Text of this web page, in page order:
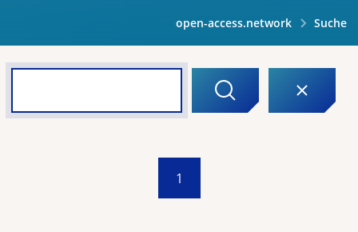
open-access.network Suche
1